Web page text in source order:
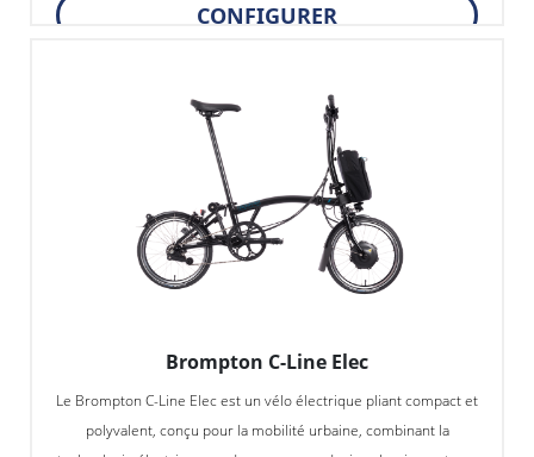
CONFIGURER
Brompton C-Line Elec
Le Brompton C-Line Elec est un vélo électrique pliant compact et
polyvalent, conçu pour la mobilité urbaine, combinant la